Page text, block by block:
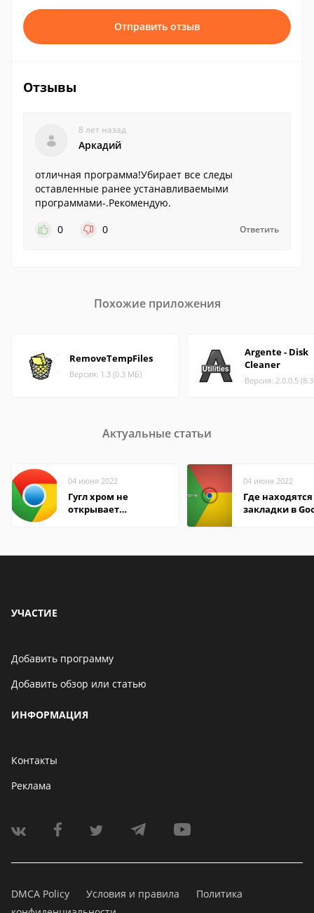
Отправить отзыв
Отзывы
8 лет назад
Аркадий
отличная программа!Убирает все следы
оставленные ранее устанавливаемыми
программами-.Рекомендую.
0
0 Ответить
Похожие приложения
RemoveTempFiles
Версия: 1.3 (0.3 МБ)
Argente - Disk
Cleaner
Версия: 2.0.0.5
Актуальные статьи
04 июня 2022
Гугл хром не
открывает
04 июня 2022
Где находятся
закладки в
УЧАСТИЕ
Добавить программу
Добавить обзор или статью
ИНФОРМАЦИЯ
Контакты
Реклама
DMCA Policy Условия и правила
Политика